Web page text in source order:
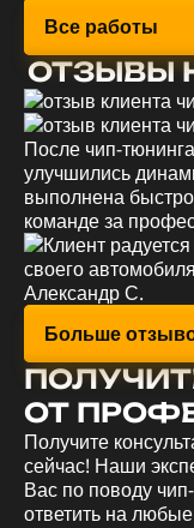
Все работы
ОТЗЫВЫ
После чип-
улучшились
выполнена
команде за
Александр С.
Больше
ОТ
Получите
сейчас! Наши
Вас по поводу
ответить на